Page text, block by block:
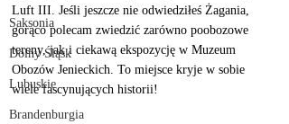
Saksonia
Dolny Śląsk
Lubuskie
Brandenburgia
Luft III. Jeśli jeszcze nie odwiedziłeś Żagania,
gorąco polecam zwiedzić zarówno poobozowe
tereny, jak i ciekawą ekspozycję w Muzeum
Obozów Jenieckich. To miejsce kryje w sobie
wiele fascynujących historii!